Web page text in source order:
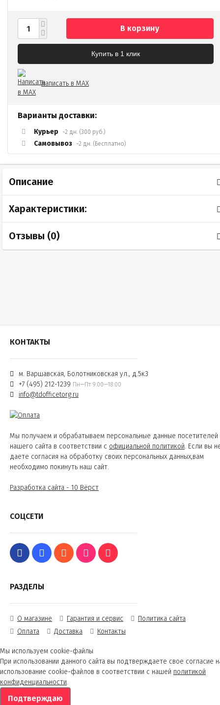
В корзину
Купить в 1 клик
Написать в MAX
Варианты доставки:
Курьер ~2 дн. (300 руб.)
Самовывоз ~2 дн. (Бесплатно)
Описание
Характеристики:
Отзывы (0)
КОНТАКТЫ
м. Варшавская, Болотниковская ул., д.5к3
+7 (495) 212-1239 Пн—Пт 9:00—18:00
info@tdofficetorg.ru
Мы получаем и обрабатываем персональные данные посетителей
нашего сайта в соответствии с официальной политикой. Если вы
даете согласия на обработку своих персональных данных,вам
необходимо покинуть наш сайт.
Разработка сайта - 10 Вёрст
СОЦСЕТИ
РАЗДЕЛЫ
О магазине Гарантия и сервис
Политика сайта
Оплата
Доставка Контакты
Мы используем cookie-файлы
При использовании данного сайта вы подтверждаете свое согласие
использование cookie-файлов в соответствии с нашей политикой
конфиденциальности.
Подтверждаю